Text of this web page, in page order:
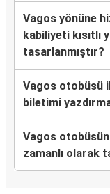
Vagos yönüne
kabiliyeti
tasarlanmıştır?
Vagos otobüsü
biletimi
Vagos
zamanlı olarak